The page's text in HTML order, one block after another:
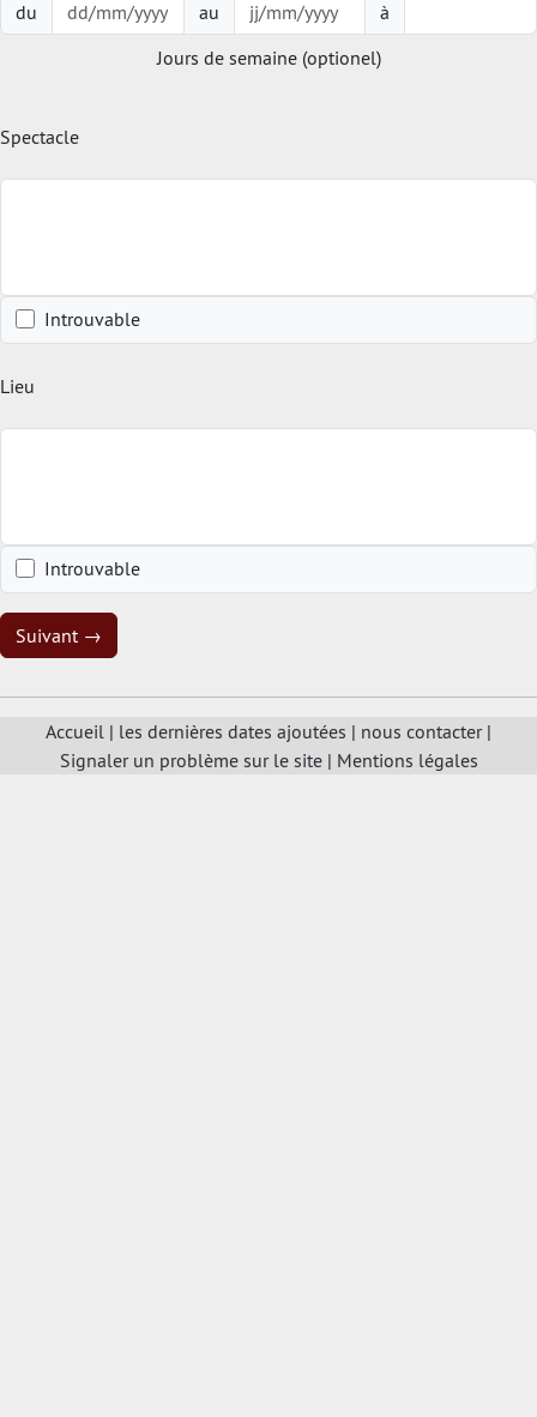
du
au
à
Jours de semaine (optionel)
Spectacle
Introuvable
Lieu
Introuvable
Suivant →
Accueil | les dernières dates ajoutées | nous contacter|
Signaler un problème sur le site| Mentions légales